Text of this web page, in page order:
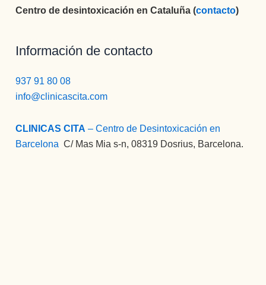
Centro de desintoxicación en Cataluña (contacto)
Información de contacto
937 91 80 08
info@clinicascita.com
CLINICAS CITA – Centro de Desintoxicación en
Barcelona :C/ Mas Mia s-n, 08319 Dosrius, Barcelona.